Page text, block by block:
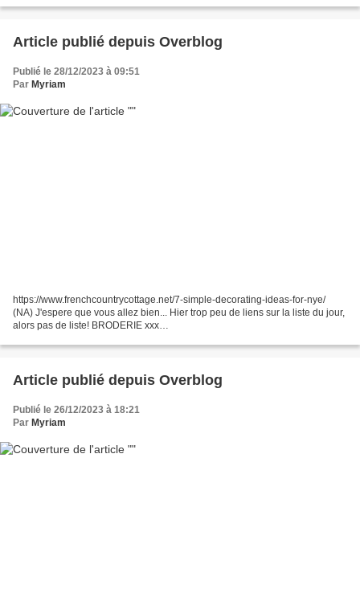
gaspard-grille-prenom-a114090510...
Article publié depuis Overblog
Publié le 28/12/2023 à 09:51
Par Myriam
https://www.frenchcountrycottage.net/7-simple-decorating-ideas-for-nye/
(NA) J'espere que vous allez bien... Hier trop peu de liens sur la liste du jour,
alors pas de liste! BRODERIE xxx
2.http://needleprint.blogspot.com/2010/01/estonian-snowflakes-free-
Article publié depuis Overblog
Publié le 26/12/2023 à 18:21
Par Myriam